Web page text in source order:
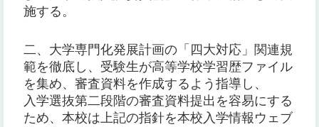
施する。
二、大学専門化発展計画の「四大対応」関連規
範を徹底し、受験生が高等学校学習歴ファイル
を集め、審査資料を作成するよう指導し、
入学選抜第二段階の審査資料提出を容易にする
ため、本校は上記の指針を本校入学情報ウェブ